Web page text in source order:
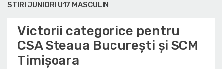
STIRI JUNIORI U17 MASCULIN
Victorii categorice pentru
CSA Steaua București și SCM
Timișoara